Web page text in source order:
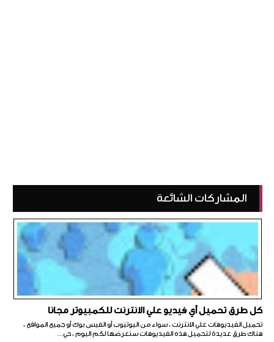
المشاركات الشائعة
كل طرق تحميل أي فيديو علي الانترنت للكمبيوتر مجانا
تحميل الفيديوهات علي الانترنت ، سواء من اليوتيوب أو الفيس بوك أو جميع المواقع ،
هناك طرق عديدة لتحميل هذه الفيديوهات سنعرضها لكم اليوم ، حي...